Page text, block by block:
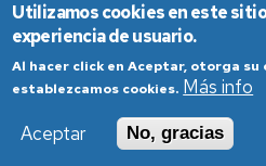
Aviso Legal
Condiciones
Política de Privacidad
Utilizamos cookies en este
experiencia de usuario.
Al hacer click en Aceptar, otorga
establezcamos cookies. Más info
Aceptar
No, gracias